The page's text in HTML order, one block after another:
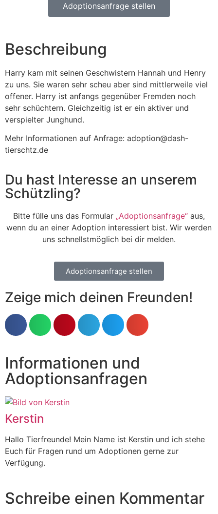
Adoptionsanfrage stellen
Beschreibung
Harry kam mit seinen Geschwistern Hannah und Henry
zu uns. Sie waren sehr scheu aber sind mittlerweile viel
offener. Harry ist anfangs gegenüber Fremden noch
sehr schüchtern. Gleichzeitig ist er ein aktiver und
verspielter Junghund.
Mehr Informationen auf Anfrage: adoption@dash-
tierschtz.de
Du hast Interesse an unserem
Schützling?
Bitte fülle uns das Formular „Adoptionsanfrage“ aus,
wenn du an einer Adoption interessiert bist. Wir werden
uns schnellstmöglich bei dir melden.
Adoptionsanfrage stellen
Zeige mich deinen Freunden!
Informationen und
Adoptionsanfragen
Kerstin
Hallo Tierfreunde! Mein Name ist Kerstin und ich stehe
Euch für Fragen rund um Adoptionen gerne zur
Verfügung.
Schreibe einen Kommentar